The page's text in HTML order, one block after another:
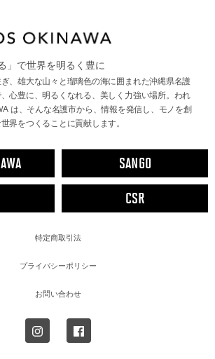
」で世界を明るく豊に
、雄大な山々と瑠璃色の海に囲まれた沖縄県名護
心豊に、明るくなれる、美しく力強い場所。われ
は、そんな名護市から、情報を発信し、モノを創
界をつくることに貢献します。
SANGO
CSR
特定商取引法
プライバシーポリシー
お問い合わせ